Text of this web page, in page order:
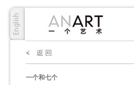
一个和七个